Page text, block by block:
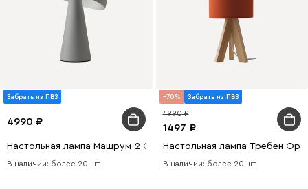
Забрать из ПВЗ
4990
Настольная лампа Машрум-2 Серый
В наличии: более 20 шт.
70 Забрать из ПВЗ
1497
4990
Настольная лампа Требен
В наличии: более 20 шт.